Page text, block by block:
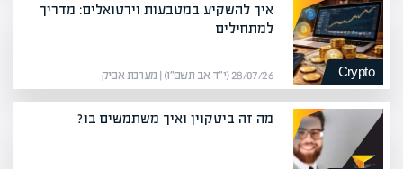
Crypto
איך להשקיע במטבעות וירטואלים: מדריך
למתחילים
28/07/26 (י״ד אב תשפ״ו) | מערכת אפיק
מה זה ביטקוין ואיך משתמשים בו?